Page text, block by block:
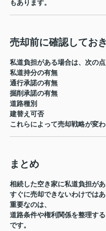
もあります。
売却前に確認してお
私道負担がある場合は、次の点
私道持分の有無
通行承諾の有無
掘削承諾の有無
道路種別
建替え可否
これらによって売却戦略が変わ
まとめ
相続した空き家に私道負担があ
すぐに売却できないわけではあ
重要なのは、
道路条件や権利関係を整理する
です。